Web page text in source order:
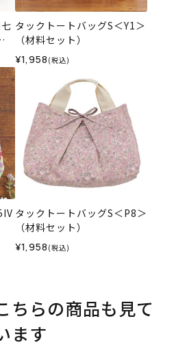
タックトートバッグS＜Y1＞
（材料セット）
¥1,958 (税込)
タックトートバッグS＜P8＞
（材料セット）
¥1,958 (税込)
ちらの商品も見て
ます